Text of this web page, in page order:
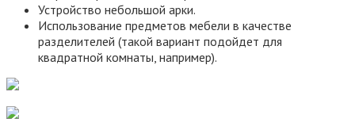
Устройство небольшой арки.
Использование предметов мебели в качестве
разделителей (такой вариант подойдет для
квадратной комнаты, например).